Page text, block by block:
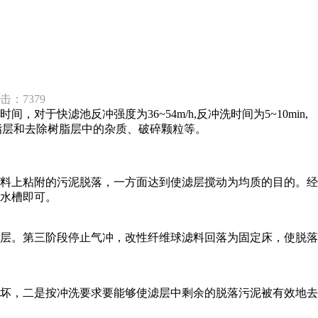
：7379
，对于快滤池反冲强度为36~54m/h,反冲洗时间为5~10min,
和去除树脂层中的杂质、破碎颗粒等。
上粘附的污泥脱落，一方面达到使滤层搅动为均质的目的。经
槽即可。
第三阶段停止气冲，改性纤维球滤料回落为固定床，使脱落
，二是按冲洗要求要能够使滤层中剩余的脱落污泥被有效地去